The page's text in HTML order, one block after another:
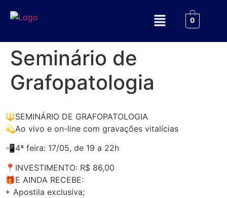
0
Seminário de
Grafopatologia
🔱SEMINÁRIO DE GRAFOPATOLOGIA
💫Ao vivo e on-line com gravações vitalícias
📲4ª feira: 17/05, de 19 a 22h
📍INVESTIMENTO: R$ 86,00
🎁E AINDA RECEBE:
+ Apostila exclusiva;